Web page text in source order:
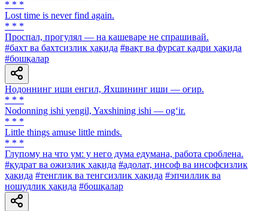
* * *
Lost time is never find again.
* * *
Проспал, прогулял — на кашеваре не спрашивай.
#бахт ва бахтсизлик ҳақида #вақт ва фурсат қадри ҳақида
#бошқалар
Нодоннинг иши енгил, Яхшининг иши — оғир.
* * *
Nodonning ishi yengil, Yaxshining ishi — og‘ir.
* * *
Little things amuse little minds.
* * *
Глупому на что ум: у него дума eдумана, работа сроблена.
#қудрат ва ожизлик ҳақида #адолат, инсоф ва инсофсизлик
ҳақида #тенглик ва тенгсизлик ҳақида #эпчиллик ва
ношудлик ҳақида #бошқалар